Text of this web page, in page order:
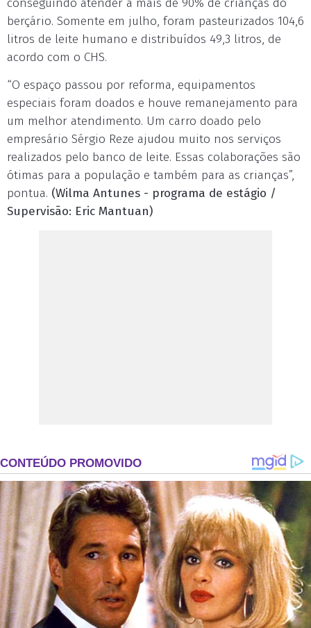
conseguindo atender a mais de 90% de crianças do
berçário. Somente em julho, foram pasteurizados 104,6
litros de leite humano e distribuídos 49,3 litros, de
acordo com o CHS.
“O espaço passou por reforma, equipamentos
especiais foram doados e houve remanejamento para
um melhor atendimento. Um carro doado pelo
empresário Sérgio Reze ajudou muito nos serviços
realizados pelo banco de leite. Essas colaborações são
ótimas para a população e também para as crianças”,
pontua. (Wilma Antunes - programa de estágio /
Supervisão: Eric Mantuan)